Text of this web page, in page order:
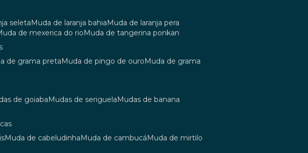
seleta muda de laranja bahia
muda de laranja pera
muda de mexerica do rio
muda de tangerina ponkan
de grama preta muda de pingo de ouro
muda de grama
de goiaba mudas de seriguela
mudas de banana
muda de cabeludinha muda de cambucá
muda de mirtilo